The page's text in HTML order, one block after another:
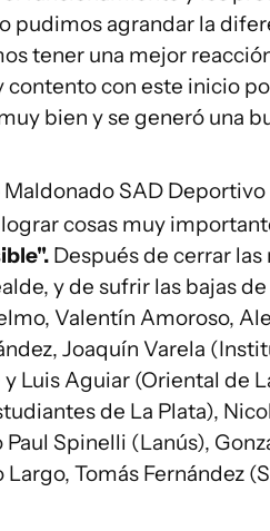
pudimos agrandar la
tener una mejor
con este inicio
bien y se generó una
SAD
cosas muy
Después de cerrar
y de sufrir las bajas
Valentín Amoroso,
Joaquín Varela
Luis Aguiar (Oriental de
de La Plata),
Spinelli (Lanús),
Tomás Fernández